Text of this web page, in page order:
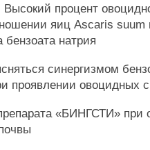
Высокий процент
яиц Ascaris suum
бензоата натрия
синергизмом
проявлении овоцидных
«БИНГСТИ» при